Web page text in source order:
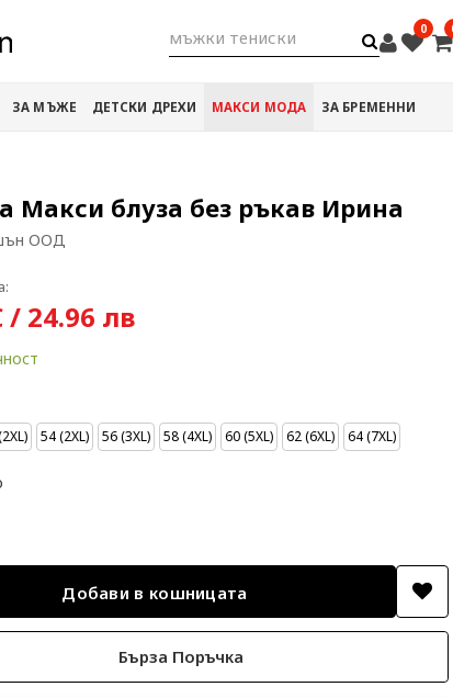
мъжки тениски 0
ЗА МЪЖЕ ДЕТСКИ ДРЕХИ МАКСИ МОДА ЗА БРЕМЕННИ
Макси блуза без ръкав Ирина
ООД
/ 24.96 лв
54 (2XL) 56 (3XL) 58 (4XL) 60 (5XL) 62 (6XL) 64 (7XL)
Бърза Поръчка